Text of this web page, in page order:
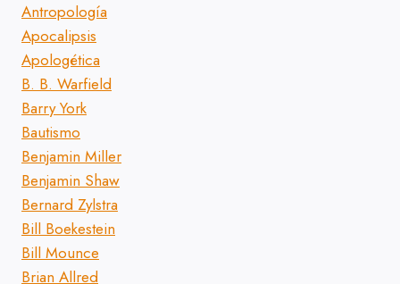
Antropología
Apocalipsis
Apologética
B. B. Warfield
Barry York
Bautismo
Benjamin Miller
Benjamin Shaw
Bernard Zylstra
Bill Boekestein
Bill Mounce
Brian Allred